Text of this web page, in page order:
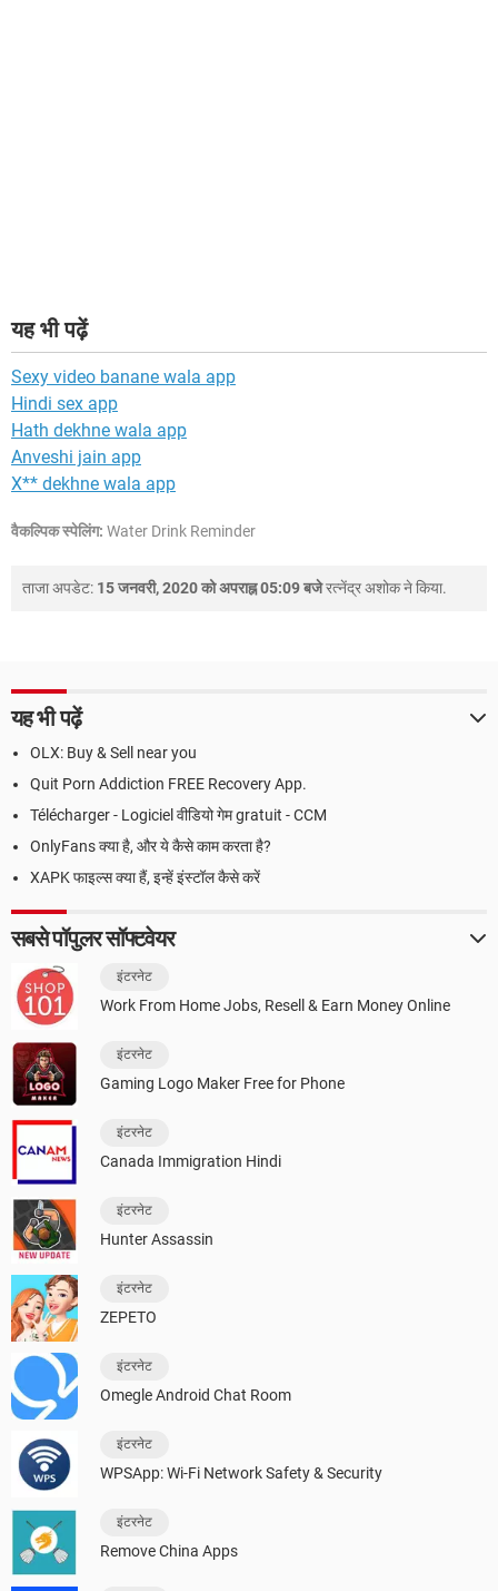
यह भी पढ़ें
Sexy video banane wala app
Hindi sex app
Hath dekhne wala app
Anveshi jain app
X** dekhne wala app
वैकल्पिक स्पेलिंग: Water Drink Reminder
ताजा अपडेट: 15 जनवरी, 2020 को अपराह्न 05:09 बजेरत्नेंद्र अशोकने किया.
यह भी पढ़ें
OLX: Buy & Sell near you
Quit Porn Addiction FREE Recovery App.
Télécharger - Logiciel वीडियो गेम gratuit - CCM
OnlyFans क्या है, और ये कैसे काम करता है?
XAPK फाइल्स क्या हैं, इन्हें इंस्टॉल कैसे करें
सबसे पॉपुलर सॉफ्टवेयर
इंटरनेट
Work From Home Jobs, Resell & Earn Money Online
इंटरनेट
Gaming Logo Maker Free for Phone
इंटरनेट
Canada Immigration Hindi
इंटरनेट
Hunter Assassin
इंटरनेट
ZEPETO
इंटरनेट
Omegle Android Chat Room
इंटरनेट
WPSApp: Wi-Fi Network Safety & Security
इंटरनेट
Remove China Apps